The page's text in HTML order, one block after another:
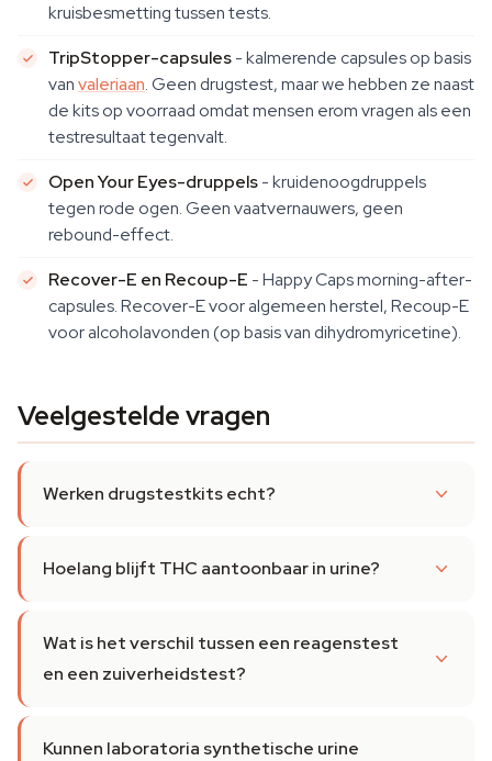
kruisbesmetting tussen tests.
TripStopper-capsules- kalmerende capsules op basis
vanvaleriaan. Geen drugstest, maar we hebben ze naast
de kits op voorraad omdat mensen erom vragen als een
testresultaat tegenvalt.
Open Your Eyes-druppels- kruidenoogdruppels
tegen rode ogen. Geen vaatvernauwers, geen
rebound-effect.
Recover-E en Recoup-E - Happy Caps morning-after-
capsules. Recover-E voor algemeen herstel, Recoup-E
voor alcoholavonden (op basis van dihydromyricetine).
Veelgestelde vragen
Werken drugstestkits echt?
Hoelang blijft THC aantoonbaar in urine?
Wat is het verschil tussen een reagenstest
en een zuiverheidstest?
Kunnen laboratoria synthetische urine